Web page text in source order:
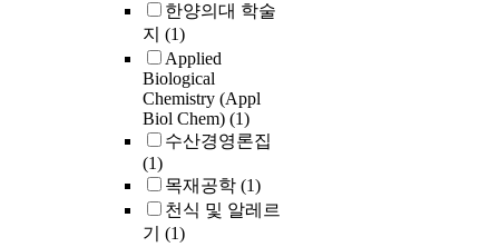
한양의대 학술
지 (1)
Applied
Biological
Chemistry (Appl
Biol Chem) (1)
수산경영론집
(1)
목재공학 (1)
천식 및 알레르
기 (1)